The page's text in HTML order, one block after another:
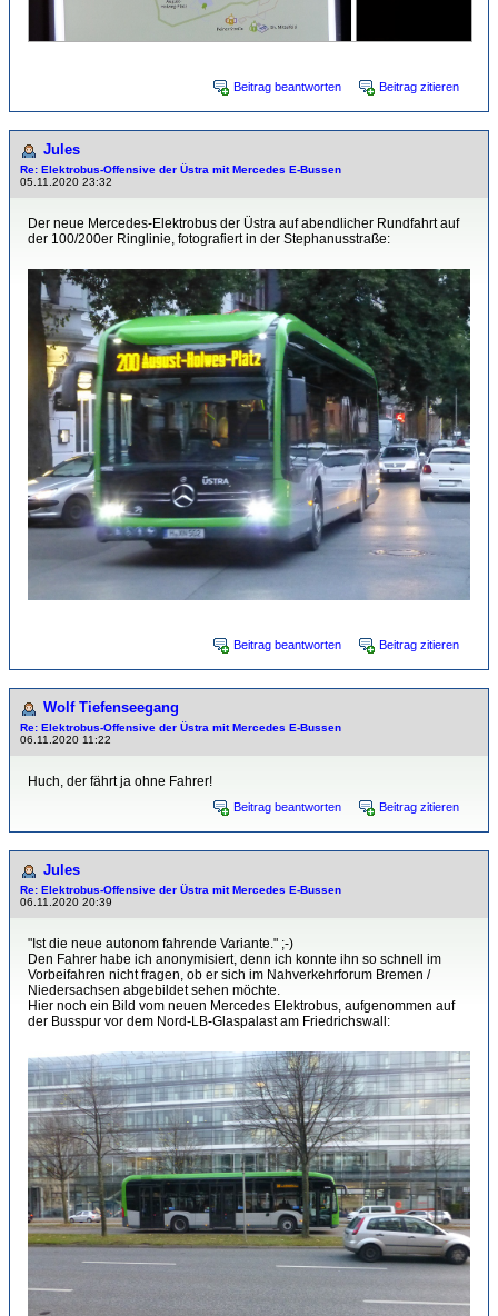
Beitrag beantworten Beitrag zitieren
Jules
Re: Elektrobus-Offensive der Üstra mit Mercedes E-Bussen
05.11.2020 23:32
Der neue Mercedes-Elektrobus der Üstra auf abendlicher Rundfahrt auf
der 100/200er Ringlinie, fotografiert in der Stephanusstraße:
Beitrag beantworten Beitrag zitieren
Wolf Tiefenseegang
Re: Elektrobus-Offensive der Üstra mit Mercedes E-Bussen
06.11.2020 11:22
Huch, der fährt ja ohne Fahrer!
Beitrag beantworten Beitrag zitieren
Jules
Re: Elektrobus-Offensive der Üstra mit Mercedes E-Bussen
06.11.2020 20:39
"Ist die neue autonom fahrende Variante." ;-)
Den Fahrer habe ich anonymisiert, denn ich konnte ihn so schnell im
Vorbeifahren nicht fragen, ob er sich im Nahverkehrforum Bremen /
Niedersachsen abgebildet sehen möchte.
Hier noch ein Bild vom neuen Mercedes Elektrobus, aufgenommen auf
der Busspur vor dem Nord-LB-Glaspalast am Friedrichswall: